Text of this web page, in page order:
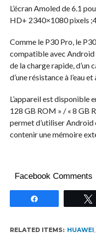
L’écran Amoled de 6.1
HD+ 2340×1080 pixels
Comme le P30 Pro, le
compatible avec Android
de la charge rapide, d’un
d’une résistance à l’eau et
L’appareil est disponible
128 GB ROM » / « 8 GB
permet d’utiliser
contenir une mémoire
Facebook Comments
RELATED ITEMS: HUAWEI